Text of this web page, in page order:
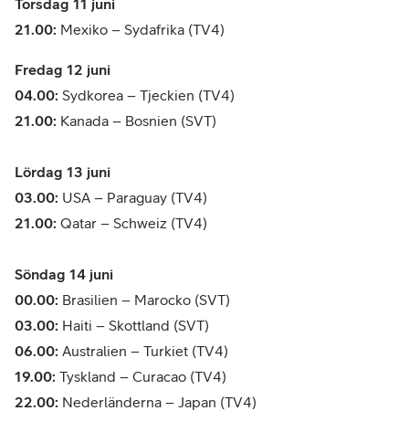
21.00: Mexiko – Sydafrika (TV4)
Fredag 12 juni
04.00: Sydkorea – Tjeckien (TV4)
21.00: Kanada – Bosnien (SVT)
Lördag 13 juni
03.00: USA – Paraguay (TV4)
21.00: Qatar – Schweiz (TV4)
Söndag 14 juni
00.00: Brasilien – Marocko (SVT)
03.00: Haiti – Skottland (SVT)
06.00: Australien – Turkiet (TV4)
19.00: Tyskland – Curacao (TV4)
22.00: Nederländerna – Japan (TV4)